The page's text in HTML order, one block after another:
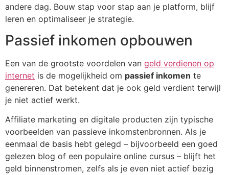
andere dag. Bouw stap voor stap aan je platform, blijf
leren en optimaliseer je strategie.
Passief inkomen opbouwen
Een van de grootste voordelen van geld verdienen op
internet is de mogelijkheid om passief inkomen te
genereren. Dat betekent dat je ook geld verdient terwijl
je niet actief werkt.
Affiliate marketing en digitale producten zijn typische
voorbeelden van passieve inkomstenbronnen. Als je
eenmaal de basis hebt gelegd – bijvoorbeeld een goed
gelezen blog of een populaire online cursus – blijft het
geld binnenstromen, zelfs als je even niet actief bezig